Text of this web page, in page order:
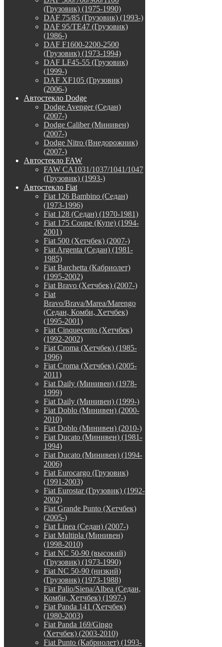
(Грузовик) (1975-1990)
DAF 75/85 (Грузовик) (1993-)
DAF 95/TE47 (Грузовик)
(1986-)
DAF F1600-2200-2500
(Грузовик) (1973-1994)
DAF LF45-55 (Грузовик)
(1999-)
DAF XF105 (Грузовик)
(2006-)
Автостекло Dodge
Dodge Avenger (Седан)
(2007-)
Dodge Caliber (Минивен)
(2007-)
Dodge Nitro (Внедорожник)
(2007-)
Автостекло FAW
FAW CA1031/1037/1041/1047
(Грузовик) (1993-)
Автостекло Fiat
Fiat 126 Bambino (Седан)
(1973-1996)
Fiat 128 (Седан) (1970-1981)
Fiat 175 Coupe (Купе) (1994-
2001)
Fiat 500 (Хетчбек) (2007-)
Fiat Argenta (Седан) (1981-
1985)
Fiat Barchetta (Кабриолет)
(1995-2002)
Fiat Bravo (Хетчбек) (2007-)
Fiat
Bravo/Brava/Marea/Marengo
(Седан, Комби, Хетчбек)
(1995-2001)
Fiat Cinquecento (Хетчбек)
(1992-2002)
Fiat Croma (Хетчбек) (1985-
1996)
Fiat Croma (Хетчбек) (2005-
2011)
Fiat Daily (Минивен) (1978-
1999)
Fiat Daily (Минивен) (1999-)
Fiat Doblo (Минивен) (2000-
2010)
Fiat Doblo (Минивен) (2010-)
Fiat Ducato (Минивен) (1981-
1994)
Fiat Ducato (Минивен) (1994-
2006)
Fiat Eurocargo (Грузовик)
(1991-2003)
Fiat Eurostar (Грузовик) (1992-
2002)
Fiat Grande Punto (Хетчбек)
(2005-)
Fiat Linea (Седан) (2007-)
Fiat Multipla (Минивен)
(1998-2010)
Fiat NC 50-90 (высокий)
(Грузовик) (1973-1990)
Fiat NC 50-90 (низкий)
(Грузовик) (1973-1988)
Fiat Palio/Siena/Albea (Седан,
Комби, Хетчбек) (1997-)
Fiat Panda 141 (Хетчбек)
(1980-2003)
Fiat Panda 169/Gingo
(Хетчбек) (2003-2010)
Fiat Punto (Кабриолет) (1993-